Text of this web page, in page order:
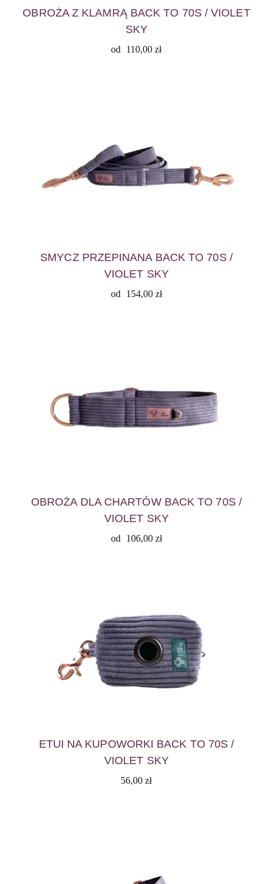
OBROŻA Z KLAMRĄ BACK TO 70S / VIOLET
SKY
od 110,00zł
SMYCZ PRZEPINANA BACK TO 70S /
VIOLET SKY
od 154,00 zł
OBROŻA DLA CHARTÓW BACK TO 70S /
VIOLET SKY
od 106,00 zł
ETUI NA KUPOWORKI BACK TO 70S /
VIOLET SKY
56,00zł